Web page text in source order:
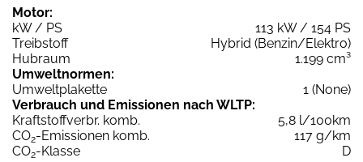
Motor:
kW / PS
113 kW / 154 PS
Treibstoff
Hybrid (Benzin/Elektro)
Hubraum
1.199 cm³
Umweltnormen:
Umweltplakette
1 (None)
Verbrauch und Emissionen nach WLTP:
Kraftstoffverbr. komb.
5,8 l/100km
CO2-Emissionen komb.
117 g/km
CO2-Klasse
D